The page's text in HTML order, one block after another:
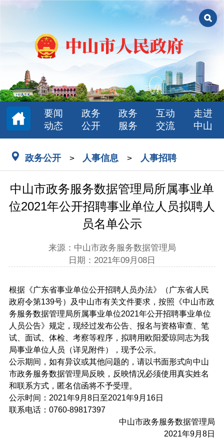
要闻
动态
政务
公开
政务
服务
互动
交流
走进
中山
政务公开 > 人事信息 > 人事招聘
中山市政务服务数据管理局所属事业单
位2021年公开招聘事业单位人员拟聘人
员名单公示
来源：中山市政务服务数据管理局
日期：2021年09月08日
根据《广东省事业单位公开招聘人员办法》（广东省人民
政府令第139号）及中山市有关文件要求，按照《中山市政
务服务数据管理局所属事业单位2021年公开招聘事业单位
人员公告》规定，现经过发布公告、报名与资格审查、笔
试、面试、体检、考察等程序，拟聘用欧阳爱琼同志为我
局事业单位人员（详见附件），现予公示。
公示期间，如有异议或其他问题的，请以书面形式向中山
市政务服务数据管理局反映，反映情况必须使用真实姓名
和联系方式，匿名信函将不予受理。
公示时间：2021年9月8日至2021年9月16日
联系电话：0760-89817397
中山市政务服务数据管理局
2021年9月8日